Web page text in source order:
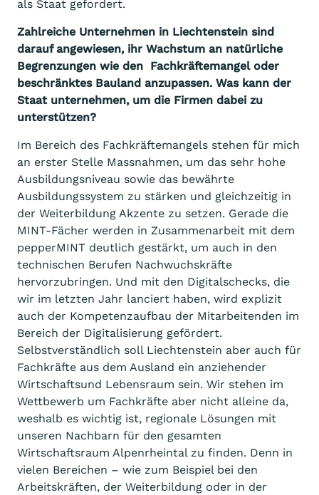
als Staat gefordert.
Zahlreiche Unternehmen in Liechtenstein sind
darauf angewiesen, ihr Wachstum an natürliche
Begrenzungen wie den Fachkräftemangel oder
beschränktes Bauland anzupassen. Was kann der
Staat unternehmen, um die Firmen dabei zu
unterstützen?
Im Bereich des Fachkräftemangels stehen für mich
an erster Stelle Massnahmen, um das sehr hohe
Ausbildungsniveau sowie das bewährte
Ausbildungssystem zu stärken und gleichzeitig in
der Weiterbildung Akzente zu setzen. Gerade die
MINT-Fächer werden in Zusammenarbeit mit dem
pepperMINT deutlich gestärkt, um auch in den
technischen Berufen Nachwuchskräfte
hervorzubringen. Und mit den Digitalschecks, die
wir im letzten Jahr lanciert haben, wird explizit
auch der Kompetenzaufbau der Mitarbeitenden im
Bereich der Digitalisierung gefördert.
Selbstverständlich soll Liechtenstein aber auch für
Fachkräfte aus dem Ausland ein anziehender
Wirtschaftsund Lebensraum sein. Wir stehen im
Wettbewerb um Fachkräfte aber nicht alleine da,
weshalb es wichtig ist, regionale Lösungen mit
unseren Nachbarn für den gesamten
Wirtschaftsraum Alpenrheintal zu finden. Denn in
vielen Bereichen – wie zum Beispiel bei den
Arbeitskräften, der Weiterbildung oder in der